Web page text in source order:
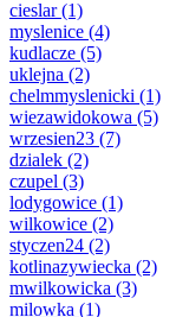
cieslar(1)
myslenice (4)
kudlacze (5)
uklejna (2)
chelmmyslenicki (1)
wiezawidokowa (5)
wrzesien23 (7)
dzialek (2)
czupel (3)
lodygowice (1)
wilkowice (2)
styczen24 (2)
kotlinazywiecka (2)
mwilkowicka (3)
milowka (1)